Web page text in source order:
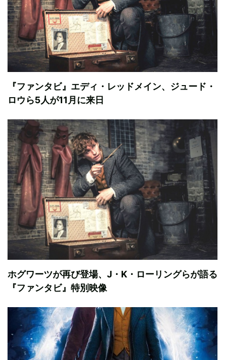
『ファンタビ』エディ・レッドメイン、ジュード・
ロウら5人が11月に来日
ホグワーツが再び登場、J・K・ローリングらが語る
『ファンタビ』特別映像